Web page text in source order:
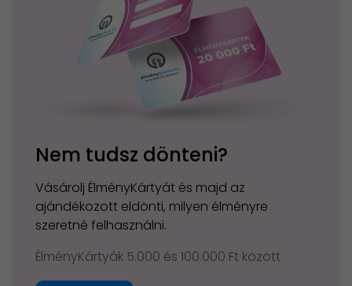
Nem tudsz dönteni?
Vásárolj ÉlményKártyát és majd az
ajándékozott eldönti, milyen élményre
szeretné felhasználni.
ÉlményKártyák 5.000 és 100.000 Ft között